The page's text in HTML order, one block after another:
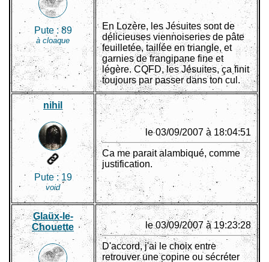
Pute :89
à cloaque
En Lozère, les Jésuites sont de
délicieuses viennoiseries de pâte
feuilletée, taillée en triangle, et
garnies de frangipane fine et
légère. CQFD, les Jésuites, ça finit
toujours par passer dans ton cul.
nihil
Pute : 19
void
le 03/09/2007 à 18:04:51
Ca me parait alambiqué, comme
justification.
Glaüx-le-
Chouette
le 03/09/2007 à 19:23:28
D'accord, j'ai le choix entre
retrouver une copine ou sécréter